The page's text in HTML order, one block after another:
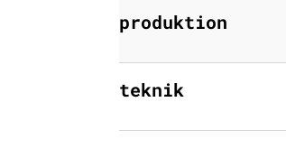
produktion
teknik